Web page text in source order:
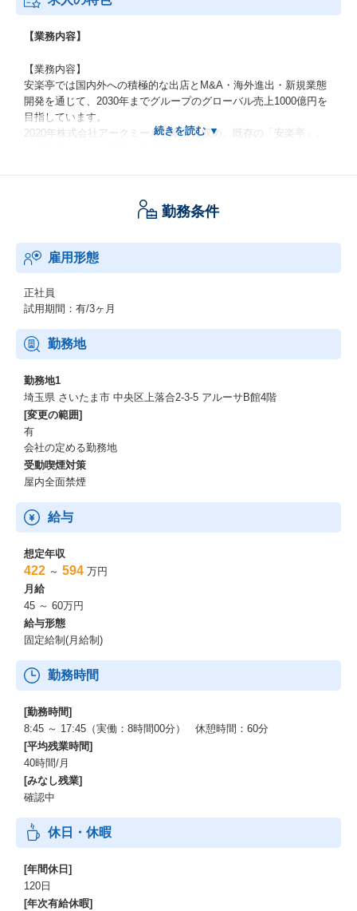
【業務内容】
【業務内容】
安楽亭では国内外への積極的な出店とM&A・海外進出・新規業態
開発を通じて、2030年までグループのグローバル売上1000億円を
目指しています。
2020年株式会社アークミールを傘下に収め、既存の「安楽亭」、
楽亭が今後も発展し続けるには、
時代やお客様のニーズに合った業態のレベルアップが不可欠とな
今回、安楽亭・七輪房などの焼肉業態を中心に担う営業企画部の
マネージャー候補を募集し、
同社の商品や業態企画、販売促進の中心となる部署の強化を行っ
ていきたいと考えています。
勤務条件
雇用形態
正社員
試用期間：有/3ヶ月
勤務地
勤務地1
埼玉県 さいたま市 中央区上落合2-3-5 アルーサB館4階
[変更の範囲]
有
会社の定める勤務地
受動喫煙対策
屋内全面禁煙
給与
想定年収
422 ～ 594 万円
月給
45 ～ 60万円
給与形態
固定給制(月給制)
勤務時間
[勤務時間]
8:45 ～ 17:45（実働：8時間00分） 休憩時間：60分
[平均残業時間]
40時間/月
[みなし残業]
確認中
休日・休暇
[年間休日]
120日
[年次有給休暇]